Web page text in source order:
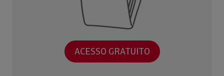
ACESSO GRATUITO